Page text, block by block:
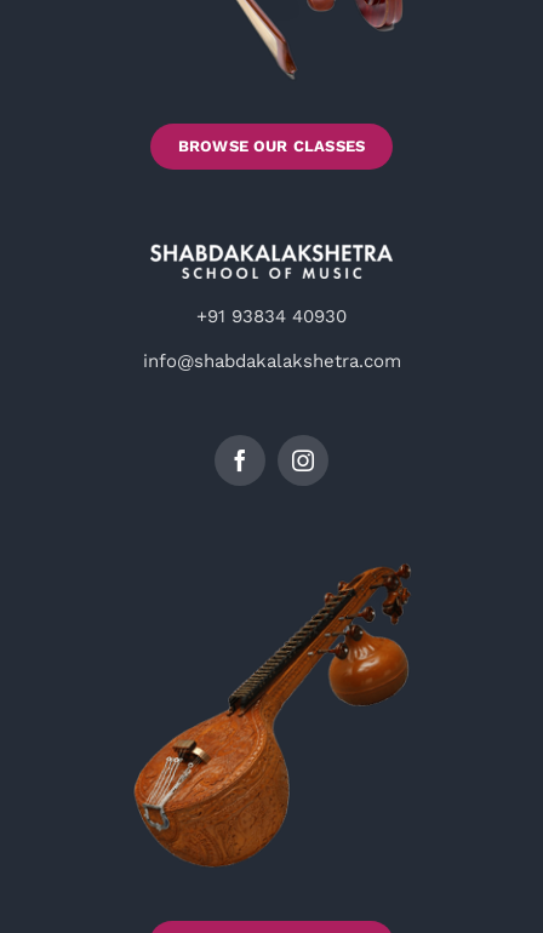
BROWSE OUR CLASSES
+91 93834 40930
info@shabdakalakshetra.com